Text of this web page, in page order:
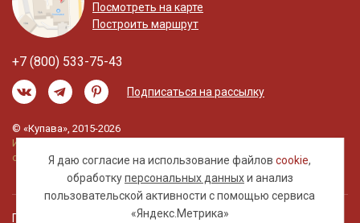
Я даю согласие на использование файловcookie,
обработкуперсональных данныхи анализ
пользовательской активности с помощью сервиса
«Яндекс.Метрика»
Посмотреть на карте
Построить маршрут
+7 (800) 533-75-43
Подписаться на рассылку
© «Купава», 2015-2026
Информация на сайте не является публичной
офертой.
Правовая информация